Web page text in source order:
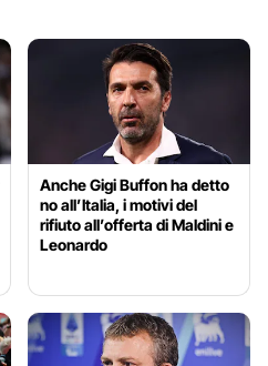
Anche Gigi Buffon ha detto
no all’Italia, i motivi del
rifiuto all’offerta di Maldini e
Leonardo